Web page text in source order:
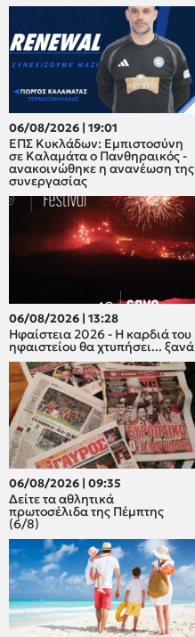
06/08/2026 | 19:01
ΕΠΣ Κυκλάδων: Εμπιστοσύνη
σε Καλαμάτα ο Πανθηραικός -
ανακοινώθηκε η ανανέωση της
συνεργασίας
06/08/2026 | 13:28
Ηφαίστεια 2026 - Η καρδιά του
ηφαιστείου θα χτυπήσει... ξανά
06/08/2026 | 09:35
Δείτε τα αθλητικά
πρωτοσέλιδα της Πέμπτης
(6/8)